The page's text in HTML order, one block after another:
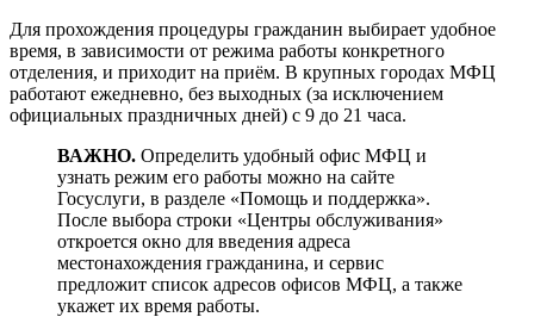
Для прохождения процедуры гражданин выбирает удобное
время, в зависимости от режима работы конкретного
отделения, и приходит на приём. В крупных городах МФЦ
работают ежедневно, без выходных (за исключением
официальных праздничных дней) с 9 до 21 часа.
ВАЖНО. Определить удобный офис МФЦ и
узнать режим его работы можно на сайте
Госуслуги, в разделе «Помощь и поддержка».
После выбора строки «Центры обслуживания»
откроется окно для введения адреса
местонахождения гражданина, и сервис
предложит список адресов офисов МФЦ, а также
укажет их время работы.